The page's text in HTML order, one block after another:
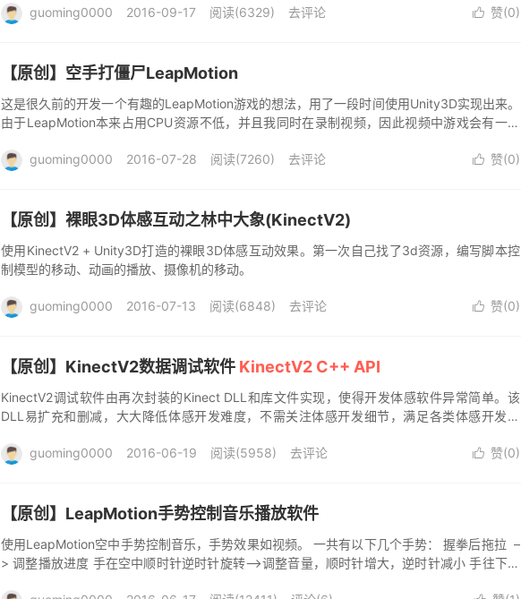
 赞(0)
guoming0000 2016-09-17 阅读(6329) 去评论
【原创】空手打僵尸LeapMotion
这是很久前的开发一个有趣的LeapMotion游戏的想法，用了一段时间使用Unity3D实现出来。
由于LeapMotion本来占用CPU资源不低，并且我同时在录制视频，因此视频中游戏会有一点
 赞(0)
guoming0000 2016-07-28 阅读(7260) 去评论
【原创】裸眼3D体感互动之林中大象(KinectV2)
使用KinectV2 + Unity3D打造的裸眼3D体感互动效果。第一次自己找了3d资源，编写脚本控
制模型的移动、动画的播放、摄像机的移动。
 赞(0)
guoming0000 2016-07-13 阅读(6848) 去评论
【原创】KinectV2数据调试软件 KinectV2 C++ API
KinectV2调试软件由再次封装的Kinect DLL和库文件实现，使得开发体感软件异常简单。该
DLL易扩充和删减，大大降低体感开发难度，不需关注体感开发细节，满足各类体感开发需
 赞(0)
guoming0000 2016-06-19 阅读(5958) 去评论
【原创】LeapMotion手势控制音乐播放软件
使用LeapMotion空中手势控制音乐，手势效果如视频。 一共有以下几个手势： 握拳后拖拉 –
> 调整播放进度 手在空中顺时针逆时针旋转—>调整音量，顺时针增大，逆时针减小 手往下拍